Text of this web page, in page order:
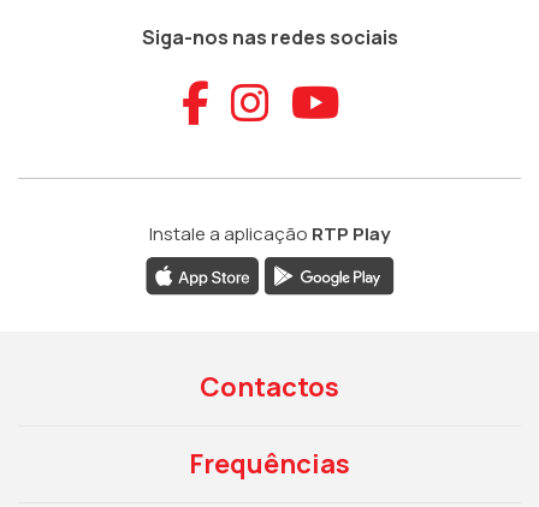
Siga-nos nas redes sociais
Aceder ao
Aceder ao
Aceder
Instale a aplicação RTP Play
Contactos
Frequências